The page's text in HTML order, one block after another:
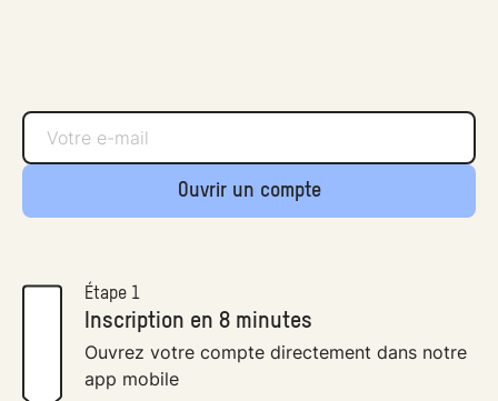
Ouvrir un compte
Étape 1
Inscription en 8 minutes
Ouvrez votre compte directement dans notre
app mobile